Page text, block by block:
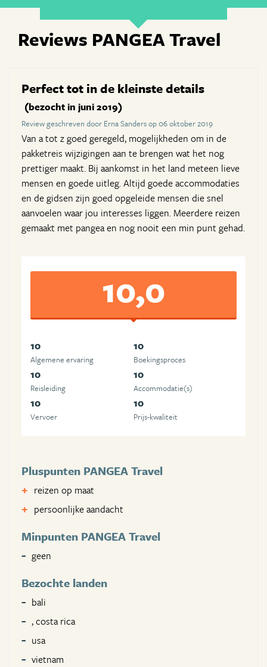
Reviews PANGEA Travel
Perfect tot in de kleinste details
(bezocht in juni 2019)
Review geschreven door Erna Sanders op 06 oktober 2019
Van a tot z goed geregeld, mogelijkheden om in de
pakketreis wijzigingen aan te brengen wat het nog
prettiger maakt. Bij aankomst in het land meteen lieve
mensen en goede uitleg. Altijd goede accommodaties
en de gidsen zijn goed opgeleide mensen die snel
aanvoelen waar jou interesses liggen. Meerdere reizen
gemaakt met pangea en nog nooit een min punt gehad.
10,0
10
Algemene ervaring
10
Boekingsproces
10
Reisleiding
10
Accommodatie(s)
10
Vervoer
10
Prijs-kwaliteit
Pluspunten PANGEA Travel
reizen op maat
persoonlijke aandacht
Minpunten PANGEA Travel
geen
Bezochte landen
bali
, costa rica
usa
vietnam